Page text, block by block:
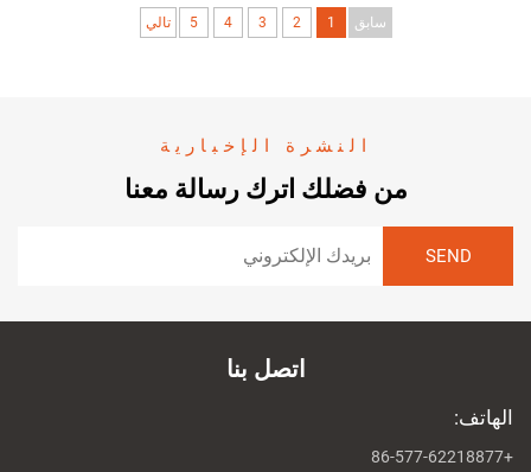
سابق 1
2
3
4
5 تالي
النشرة الإخبارية
من فضلك اترك رسالة معنا
اتصل بنا
الهاتف:
+86-577-62218877